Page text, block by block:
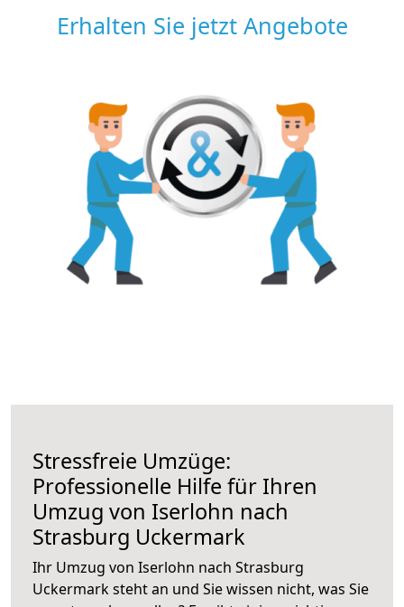
Erhalten Sie jetzt Angebote
Stressfreie Umzüge:
Professionelle Hilfe für Ihren
Umzug von Iserlohn nach
Strasburg Uckermark
Ihr Umzug von Iserlohn nach Strasburg
Uckermark steht an und Sie wissen nicht, was Sie